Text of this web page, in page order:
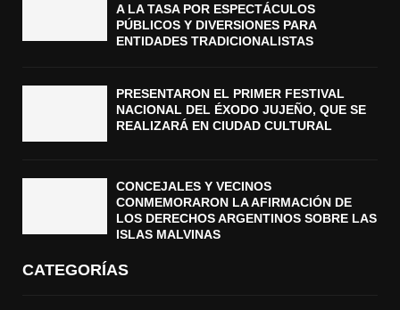
A LA TASA POR ESPECTÁCULOS
PÚBLICOS Y DIVERSIONES PARA
ENTIDADES TRADICIONALISTAS
PRESENTARON EL PRIMER FESTIVAL
NACIONAL DEL ÉXODO JUJEÑO, QUE SE
REALIZARÁ EN CIUDAD CULTURAL
CONCEJALES Y VECINOS
CONMEMORARON LA AFIRMACIÓN DE
LOS DERECHOS ARGENTINOS SOBRE LAS
ISLAS MALVINAS
CATEGORÍAS